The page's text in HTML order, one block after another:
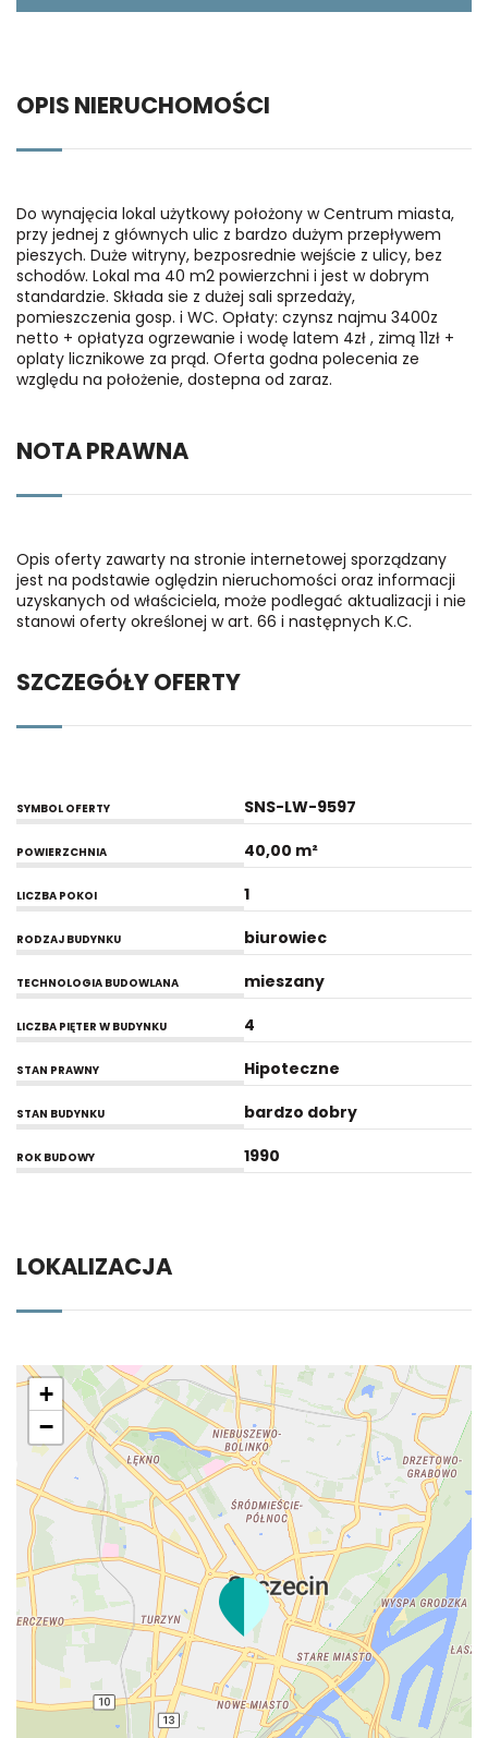
OPIS NIERUCHOMOŚCI
Do wynajęcia lokal użytkowy położony w Centrum miasta,
przy jednej z głównych ulic z bardzo dużym przepływem
pieszych. Duże witryny, bezposrednie wejście z ulicy, bez
schodów. Lokal ma 40 m2 powierzchni i jest w dobrym
standardzie. Składa sie z dużej sali sprzedaży,
pomieszczenia gosp. i WC. Opłaty: czynsz najmu 3400z
netto + opłatyza ogrzewanie i wodę latem 4zł , zimą 11zł +
oplaty licznikowe za prąd. Oferta godna polecenia ze
względu na położenie, dostepna od zaraz.
NOTA PRAWNA
Opis oferty zawarty na stronie internetowej sporządzany
jest na podstawie oględzin nieruchomości oraz informacji
uzyskanych od właściciela, może podlegać aktualizacji i nie
stanowi oferty określonej w art. 66 i następnych K.C.
SZCZEGÓŁY OFERTY
SYMBOL OFERTY SNS-LW-9597
POWIERZCHNIA 40,00 m²
LICZBA POKOI 1
RODZAJ BUDYNKU biurowiec
TECHNOLOGIA BUDOWLANA mieszany
LICZBA PIĘTER W BUDYNKU 4
STAN PRAWNY Hipoteczne
STAN BUDYNKU bardzo dobry
ROK BUDOWY 1990
LOKALIZACJA
+
−